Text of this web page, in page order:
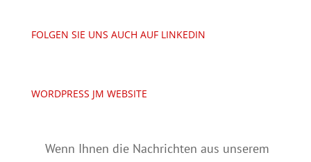
FOLGEN SIE UNS AUCH AUF LINKEDIN
WORDPRESS JM WEBSITE
Wenn Ihnen die Nachrichten aus unserem